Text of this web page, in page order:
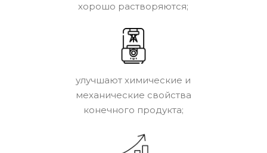
хорошо растворяются;
улучшают химические и
механические свойства
конечного продукта;